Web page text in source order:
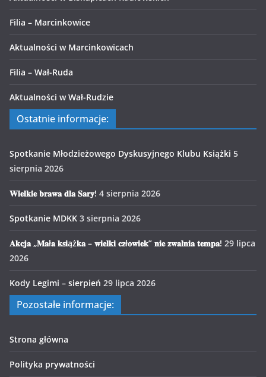
Filia – Marcinkowice
Aktualności w Marcinkowicach
Filia – Wał-Ruda
Aktualności w Wał-Rudzie
Ostatnie informacje:
Spotkanie Młodzieżowego Dyskusyjnego Klubu Książki 5
sierpnia 2026
𝐖𝐢𝐞𝐥𝐤𝐢𝐞 𝐛𝐫𝐚𝐰𝐚 𝐝𝐥𝐚 𝐒𝐚𝐫𝐲! 4 sierpnia 2026
Spotkanie MDKK 3 sierpnia 2026
𝐀𝐤𝐜𝐣𝐚 „𝐌𝐚ł𝐚 𝐤𝐬𝐢ąż𝐤𝐚 – 𝐰𝐢𝐞𝐥𝐤𝐢 𝐜𝐳ł𝐨𝐰𝐢𝐞𝐤” 𝐧𝐢𝐞 𝐳𝐰𝐚𝐥𝐧𝐢𝐚 𝐭𝐞𝐦𝐩𝐚! 29 lipca
2026
Kody Legimi – sierpień 29 lipca 2026
Pozostałe informacje:
Strona główna
Polityka prywatności